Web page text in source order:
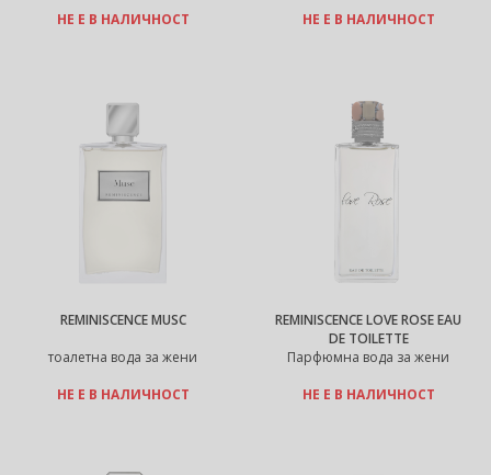
НЕ Е В НАЛИЧНОСТ
НЕ Е В НАЛИЧНОСТ
REMINISCENCE MUSC
тоалетна вода за жени
НЕ Е В НАЛИЧНОСТ
REMINISCENCE LOVE ROSE EAU
DE TOILETTE
Парфюмна вода за жени
НЕ Е В НАЛИЧНОСТ